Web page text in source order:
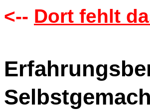
<-- Dort fehlt